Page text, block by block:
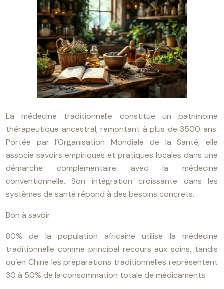
La médecine traditionnelle constitue un patrimoine
thérapeutique ancestral, remontant à plus de 3500 ans.
Portée par l’Organisation Mondiale de la Santé, elle
associe savoirs empiriques et pratiques locales dans une
démarche complémentaire avec la médecine
conventionnelle. Son intégration croissante dans les
systèmes de santé répond à des besoins concrets.
Bon à savoir
80% de la population africaine utilise la médecine
traditionnelle comme principal recours aux soins, tandis
qu’en Chine les préparations traditionnelles représentent
30 à 50% de la consommation totale de médicaments.